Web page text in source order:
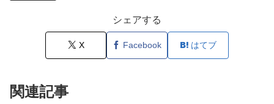
シェアする
X Facebook はてブ
関連記事